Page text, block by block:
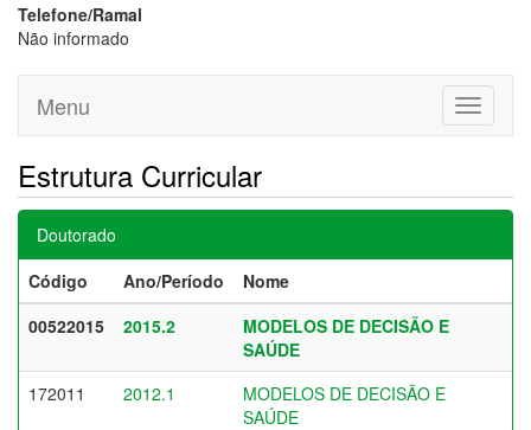
Telefone/Ramal
Não informado
Toggle
Menu
Estrutura Curricular
Doutorado
Código
Ano/Período
Nome
00522015
2015.2
MODELOS DE DECISÃO E
SAÚDE
172011
2012.1
MODELOS DE DECISÃO E
SAÚDE